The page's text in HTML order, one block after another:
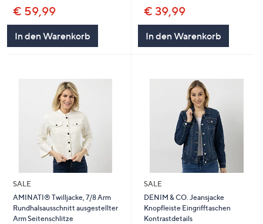
€ 59,99
In den Warenkorb
€ 39,99
In den Warenkorb
SALE
AMINATI® Twilljacke, 7/8 Arm
Rundhalsausschnitt ausgestellter
Arm Seitenschlitze
SALE
DENIM & CO. Jeansjacke
Knopfleiste Eingrifftaschen
Kontrastdetails